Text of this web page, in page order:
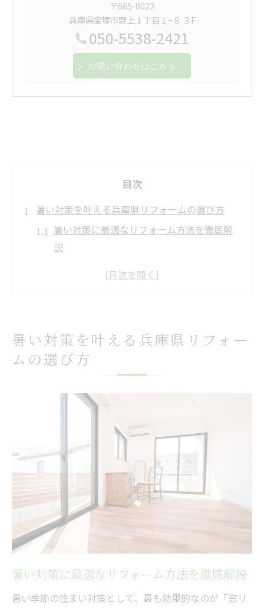
〒665-0022
兵庫県宝塚市野上１丁目１−８ ３F
050-5538-2421
お問い合わせはこちら
目次
暑い対策を叶える兵庫県リフォームの選び方
暑い対策に最適なリフォーム方法を徹底解
説
兵庫県で注目の暑い対策と窓リフォームの
暑い対策で選ぶべき窓リフォームの最新動
向
暑い時期に強いリフォームの具体的な選び
方
暑い対策は二重窓リフォームで効率UP
暑い対策に効く窓リフォームの選定ポイン
ト
暑い対策でエアコン効率が変わる理由とは
窓リフォームで暑い対策と節電を同時に叶
える
暑い対策を考慮した窓工事で夏も快適生活
補助金活用で実現する最新の暑さ対策術
補助金を活かした暑い対策リフォームの流
暑い対策を叶える兵庫県リフォー
ムの選び方
暑い対策に最適なリフォーム方法を徹底解説
暑い季節の住まい対策として、最も効果的なのが「窓リ